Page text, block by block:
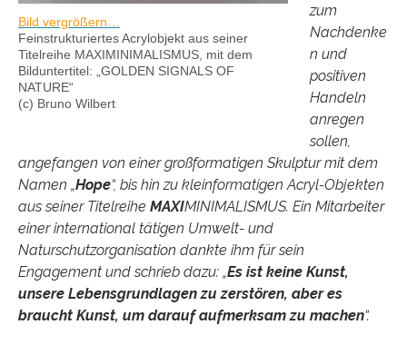
Bild vergrößern…
Feinstrukturiertes Acrylobjekt aus seiner
Titelreihe MAXIMINIMALISMUS, mit dem
Bilduntertitel: „GOLDEN SIGNALS OF
NATURE“
(c) Bruno Wilbert
zum
Nachdenke
n und
positiven
Handeln
anregen
sollen,
angefangen von einer großformatigen Skulptur mit dem
Namen „Hope“, bis hin zu kleinformatigen Acryl-Objekten
aus seiner Titelreihe MAXIMINIMALISMUS. Ein Mitarbeiter
einer international tätigen Umwelt- und
Naturschutzorganisation dankte ihm für sein
Engagement und schrieb dazu: „Es ist keine Kunst,
unsere Lebensgrundlagen zu zerstören, aber es
braucht Kunst, um darauf aufmerksam zu machen“.